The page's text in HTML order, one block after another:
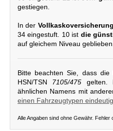
gestiegen.
In der Vollkaskoversicherung
34 eingestuft. 10 ist die
auf gleichem Niveau
Bitte beachten Sie, dass
HSN/TSN 7105/475 gelten.
ähnlichen Namens mit
einen Fahrzeugtypen eindeutig.
Alle Angaben sind ohne Gewähr.